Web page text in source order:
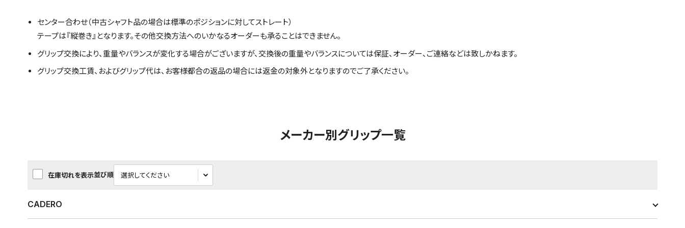
センター合わせ（中古シャフト品の場合は標準のポジションに対してストレート）
テープは『縦巻き』となります。その他交換方法へのいかなるオーダーも承ることはできません。
グリップ交換により、重量やバランスが変化する場合がございますが、交換後の重量やバランスについては保証、オーダー、ご連絡などは致しかねます。
グリップ交換工賃、およびグリップ代は、お客様都合の返品の場合には返金の対象外となりますのでご了承ください。
メーカー別グリップ一覧
在庫切れを表示並び順
CADERO